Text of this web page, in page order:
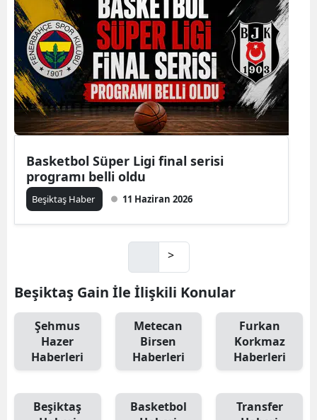
Basketbol Süper Ligi final serisi
programı belli oldu
Beşiktaş Haber 11 Haziran 2026
>
Beşiktaş Gain İle İlişkili Konular
Şehmus
Hazer
Haberleri
Metecan
Birsen
Haberleri
Furkan
Korkmaz
Haberleri
Beşiktaş
Basketbol
Transfer